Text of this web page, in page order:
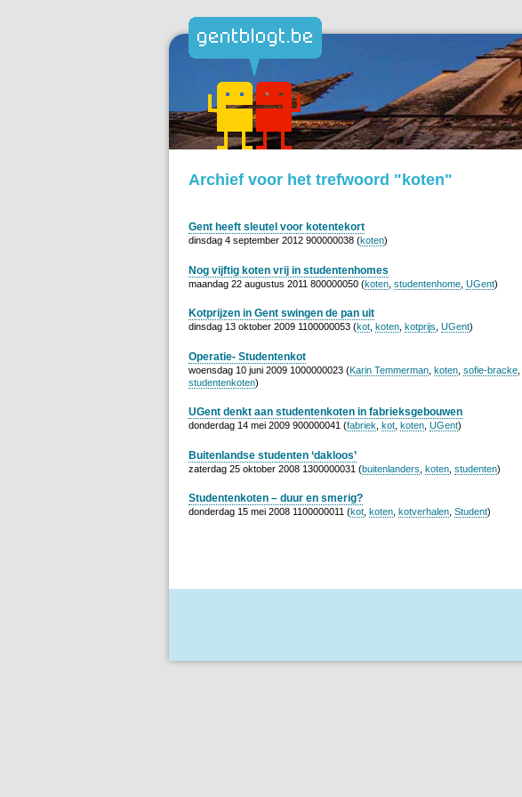
Archief voor het trefwoord "koten"
Gent heeft sleutel voor kotentekort
dinsdag 4 september 2012 900000038 (koten)
Nog vijftig koten vrij in studentenhomes
maandag 22 augustus 2011 800000050 (koten studentenhome UGent)
Kotprijzen in Gent swingen de pan uit
dinsdag 13 oktober 2009 1100000053 (kot koten kotprijs UGent)
Operatie- Studentenkot
woensdag 10 juni 2009 1000000023 (Karin Temmerman koten sofie-bracke
studentenkoten)
UGent denkt aan studentenkoten in fabrieksgebouwen
donderdag 14 mei 2009 900000041 (fabriek kot koten UGent)
Buitenlandse studenten ‘dakloos’
zaterdag 25 oktober 2008 1300000031 (buitenlanders koten studenten)
Studentenkoten – duur en smerig?
donderdag 15 mei 2008 1100000011 (kot koten kotverhalen Student)